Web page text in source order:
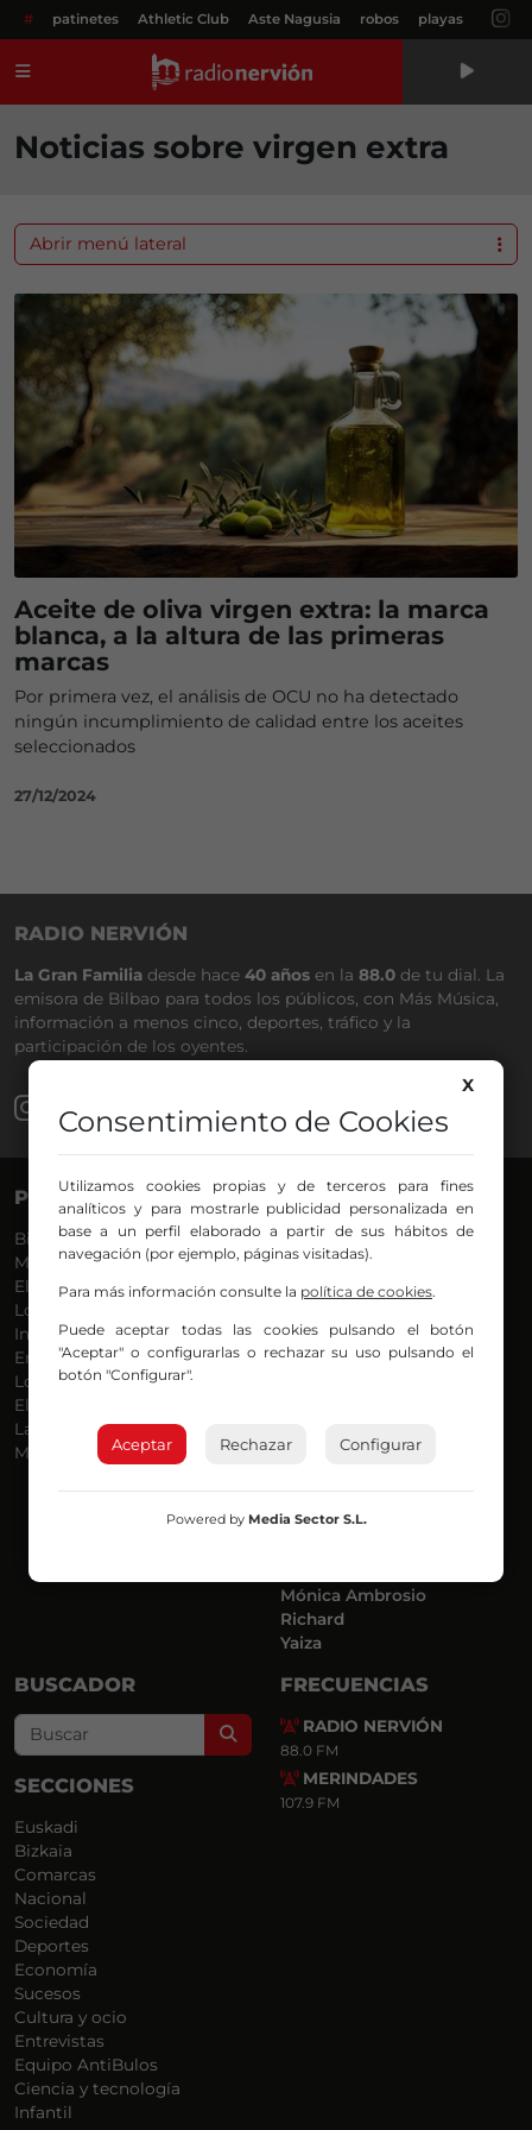
# patinetes Athletic Club Aste Nagusia robos playas
Noticias sobre virgen extra
Aceite de oliva virgen extra: la marca
blanca, a la altura de las primeras
marcas
Por primera vez, el análisis de OCU no ha detectado
ningún incumplimiento de calidad entre los aceites
seleccionados
27/12/2024
Abrir menú lateral
RADIO NERVIÓN
La Gran Familia desde hace 40 años en la 88.0 de tu dial. La
emisora de Bilbao para todos los públicos, con Más Música,
información a menos cinco, deportes, tráfico y la
participación de los oyentes.
PROGRAMAS
Bilbosport
Más Música
El Madrugador
Lo Más Nuevo
Informativos
En Ruta
Locos por la Música
El Supermadrugador
La Mañana de Radio Nervión
Más Madrugada
VOCES
Agurtzane
Belén Ollero
Dani
Eva Argote
Endika
Jon
Luis Carlos
Mónica Ambrosio
Richard
Yaiza
BUSCADOR
Search
SECCIONES
Euskadi
Bizkaia
Comarcas
Nacional
Sociedad
Deportes
Economía
Sucesos
Cultura y ocio
Entrevistas
Equipo AntiBulos
Ciencia y tecnología
Infantil
FRECUENCIAS
RADIO NERVIÓN
88.0 FM
MERINDADES
107.9 FM
X
Consentimiento de Cookies
Utilizamos cookies propias y de terceros para fines
analíticos y para mostrarle publicidad personalizada en
base a un perfil elaborado a partir de sus hábitos de
navegación (por ejemplo, páginas visitadas).
Para más información consulte la política de cookies.
Puede aceptar todas las cookies pulsando el botón
"Aceptar" o configurarlas o rechazar su uso pulsando el
botón "Configurar".
Aceptar Rechazar Configurar
Powered by Media Sector S.L.